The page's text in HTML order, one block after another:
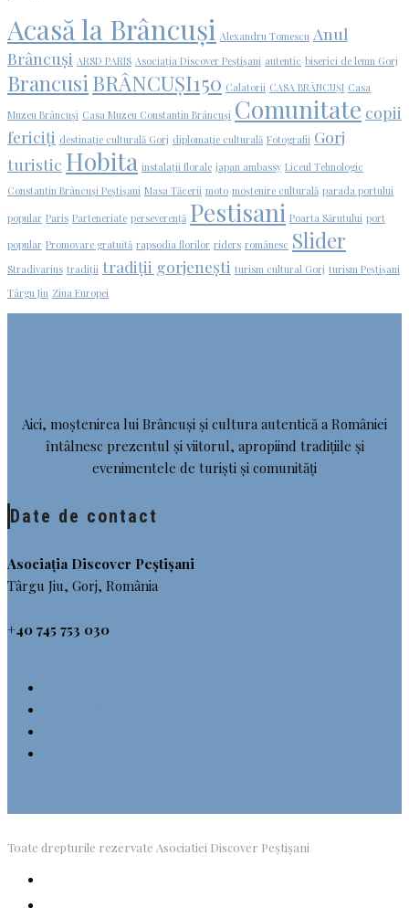
Acasă la Brâncuși Alexandru Tomescu Anul
Brâncuși ARSD PARIS Asociația Discover Peștișani autentic biserici de lemn Gorj
BrancusiBRÂNCUȘI150 Calatorii CASA BRÂNCUȘI Casa
Muzeu Brâncuși Casa Muzeu Constantin Brâncuși Comunitate copii
fericiți destinație culturală Gorj diplomație culturală Fotografii Gorj
turistic Hobita instalații florale japan ambassy Liceul Tehnologic
Constantin Brâncuși Peștișani Masa Tăcerii moto moștenire culturală parada portului
popular Paris Parteneriate perseverență Pestisani Poarta Sărutului port
popular Promovare gratuită rapsodia florilor riders românesc Slider
Stradivarius tradiții tradiții gorjenești turism cultural Gorj turism Peștișani
Târgu Jiu Ziua Europei
Aici, moștenirea lui Brâncuși și cultura autentică a României
întâlnesc prezentul și viitorul, apropiind tradițiile și
evenimentele de turiști și comunități
Date de contact
Asociația Discover Peștișani
Târgu Jiu, Gorj, România
+40 745 753 030
Toate drepturile rezervate Asociatiei Discover Peștișani